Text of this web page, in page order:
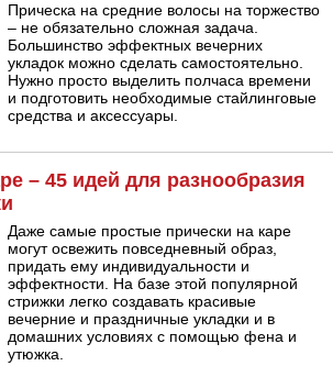
Прическа на средние волосы на торжество
– не обязательно сложная задача.
Большинство эффектных вечерних
укладок можно сделать самостоятельно.
Нужно просто выделить полчаса времени
и подготовить необходимые стайлинговые
средства и аксессуары.
– 45 идей для разнообразия
Даже самые простые прически на каре
могут освежить повседневный образ,
придать ему индивидуальности и
эффектности. На базе этой популярной
стрижки легко создавать красивые
вечерние и праздничные укладки и в
домашних условиях с помощью фена и
утюжка.